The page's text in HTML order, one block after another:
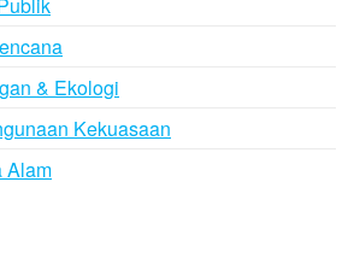
& Ekologi
Kekuasaan
Alam